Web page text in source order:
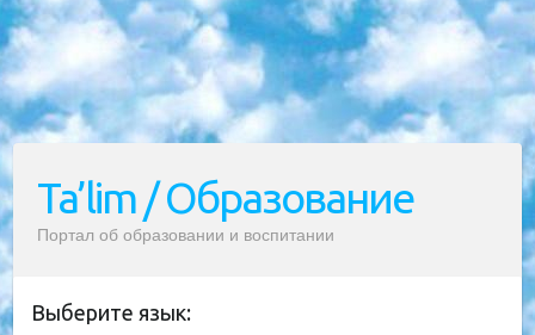
Ta’lim / Образование
Портал об образовании и воспитании
Выберите язык: